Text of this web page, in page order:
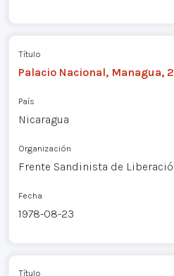
Título
Palacio Nacional, Managua,
País
Nicaragua
Organización
Frente Sandinista de
Fecha
1978-08-23
Título